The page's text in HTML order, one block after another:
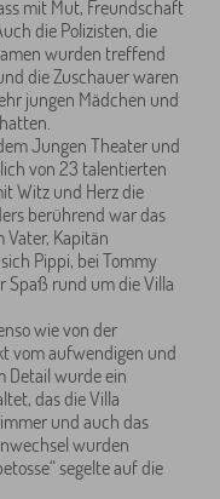
mit Mut, Freundschaft
die Polizisten, die
wurden treffend
die Zuschauer waren
jungen Mädchen und
Jungen Theater und
von 23 talentierten
Witz und Herz die
berührend war das
Kapitän
Pippi, bei Tommy
rund um die Villa
wie von der
vom aufwendigen und
Detail wurde ein
das die Villa
und auch das
wurden
segelte auf die